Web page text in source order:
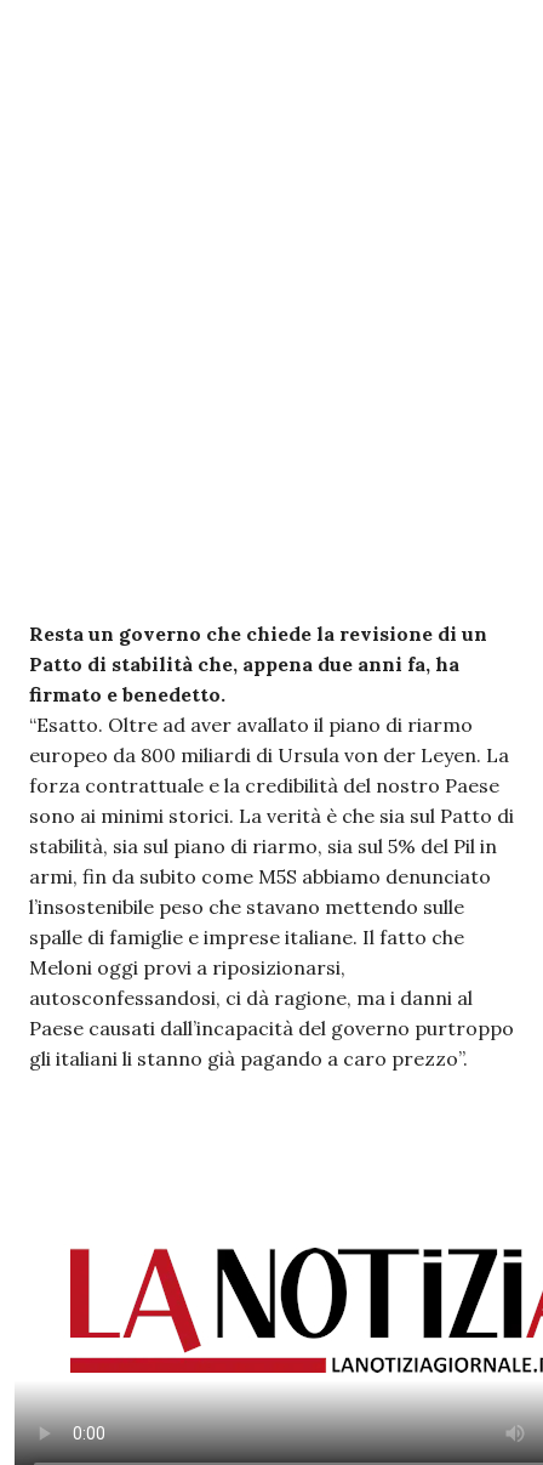
Resta un governo che chiede la revisione di un
Patto di stabilità che, appena due anni fa, ha
firmato e benedetto.
“Esatto. Oltre ad aver avallato il piano di riarmo
europeo da 800 miliardi di Ursula von der Leyen. La
forza contrattuale e la credibilità del nostro Paese
sono ai minimi storici. La verità è che sia sul Patto di
stabilità, sia sul piano di riarmo, sia sul 5% del Pil in
armi, fin da subito come M5S abbiamo denunciato
l’insostenibile peso che stavano mettendo sulle
spalle di famiglie e imprese italiane. Il fatto che
Meloni oggi provi a riposizionarsi,
autosconfessandosi, ci dà ragione, ma i danni al
Paese causati dall’incapacità del governo purtroppo
gli italiani li stanno già pagando a caro prezzo”.